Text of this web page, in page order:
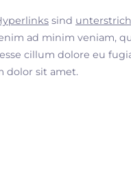
sind
ad minim veniam,
cillum dolore eu
dolor sit amet.